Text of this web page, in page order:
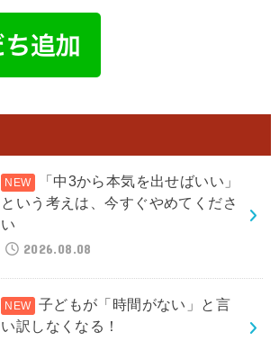
「中3から本気を出せばいい」
という考えは、今すぐやめてくださ
い
2026.08.08
子どもが「時間がない」と言
い訳しなくなる！